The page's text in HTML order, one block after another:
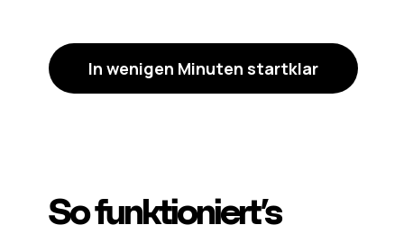
In wenigen Minuten startklar
So funktioniert’s